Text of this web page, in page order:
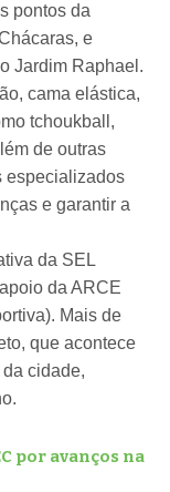
pontos da
e
Jardim Raphael.
cama elástica,
tchoukball,
de outras
especializados
e garantir a
da SEL
da ARCE
Mais de
que acontece
cidade,
por avanços na